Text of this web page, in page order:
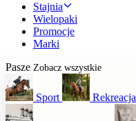
Stajnia
Wielopaki
Promocje
Marki
Pasze Zobacz wszystkie
Sport Rekreacja